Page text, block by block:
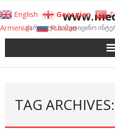
to
contentქართული სამედიცინო
TAG
English Georgian
Armenian
Russian